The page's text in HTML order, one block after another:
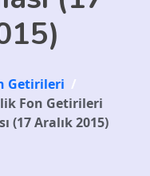
Getirileri /
Fon Getirileri
(17 Aralık 2015)